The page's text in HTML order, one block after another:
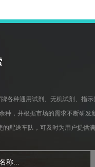
各种通用试剂、无机试剂、指
种，并根据市场的需求不断研发
配送车队，可及时为用户提供满